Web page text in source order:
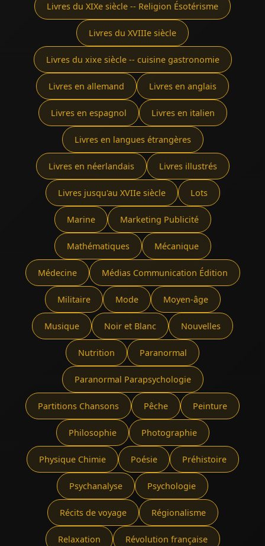
Livres du XIXe siècle -- Religion Ésotérisme
Livres du XVIIIe siècle
Livres du xixe siècle -- cuisine gastronomie
Livres en allemand Livres en anglais
Livres en espagnol Livres en italien
Livres en langues étrangères
Livres en néerlandais Livres illustrés
Livres jusqu'au XVIIe siècle Lots
Marine Marketing Publicité
Mathématiques Mécanique
Médecine Médias Communication Édition
Militaire Mode Moyen-âge
Musique Noir et Blanc Nouvelles
Nutrition Paranormal
Paranormal Parapsychologie
Partitions Chansons Pêche Peinture
Philosophie Photographie
Physique Chimie Poésie Préhistoire
Psychanalyse Psychologie
Récits de voyage Régionalisme
Relaxation Révolution française